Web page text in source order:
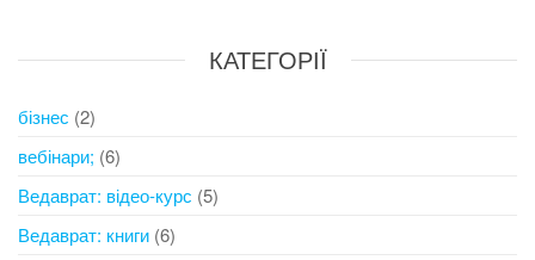
КАТЕГОРІЇ
бізнес (2)
вебінари; (6)
Ведаврат: відео-курс (5)
Ведаврат: книги (6)